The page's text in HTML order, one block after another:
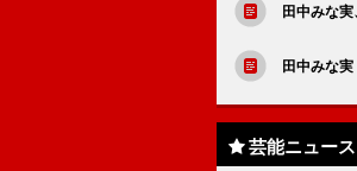
田中みな
田中みな
芸能ニュース